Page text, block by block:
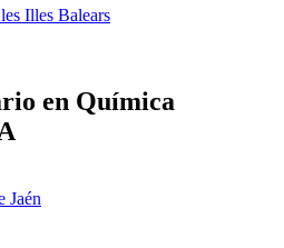
Illes Balears
en Química
Jaén